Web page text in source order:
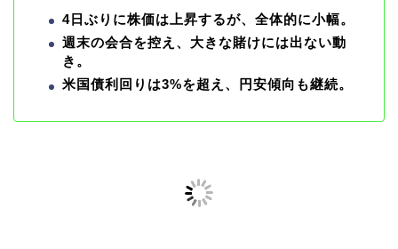
4日ぶりに株価は上昇するが、全体的に小幅。
週末の会合を控え、大きな賭けには出ない動
き。
米国債利回りは3%を超え、円安傾向も継続。